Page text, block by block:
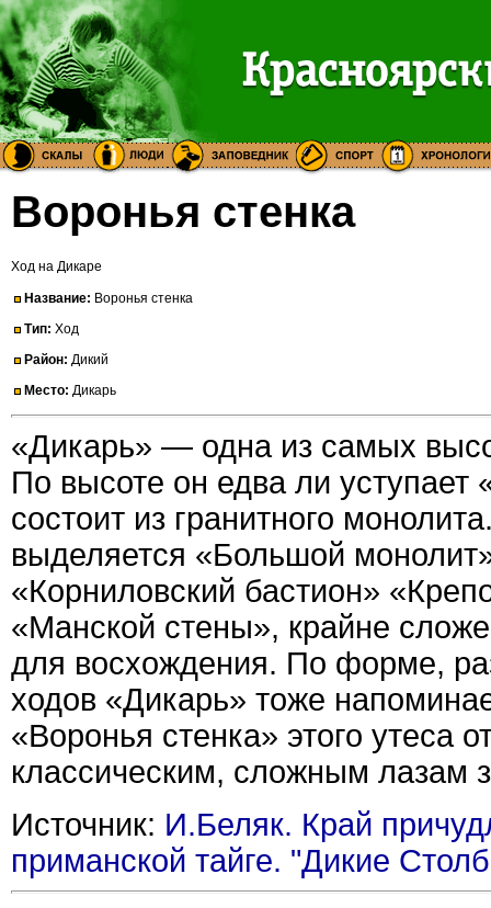
Воронья стенка
Ход на Дикаре
Название: Воронья стенка
Тип: Ход
Район: Дикий
Место: Дикарь
«Дикарь» — одна из самых
По высоте он едва ли уступает
состоит из гранитного
выделяется «Большой
«Корниловский бастион»
«Манской стены», крайне
для восхождения. По форме,
ходов «Дикарь» тоже
«Воронья стенка» этого утеса
классическим, сложным лазам
Источник: И.Беляк. Край
приманской тайге. "Дикие